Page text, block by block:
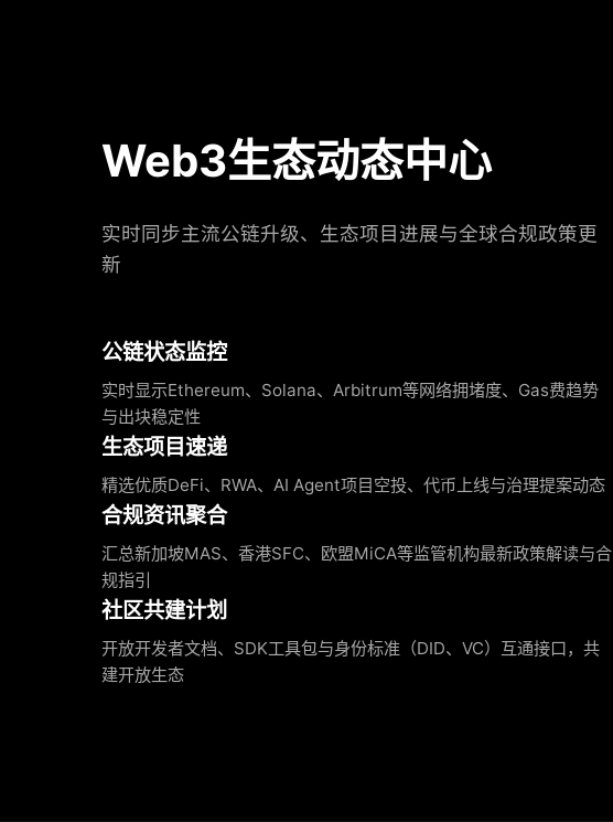
Web3生态动态中心
实时同步主流公链升级、生态项目进展与全球合规政策更
新
公链状态监控
实时显示Ethereum、Solana、Arbitrum等网络拥堵度、Gas费趋势
与出块稳定性
生态项目速递
精选优质DeFi、RWA、AI Agent项目空投、代币上线与治理提案动态
合规资讯聚合
汇总新加坡MAS、香港SFC、欧盟MiCA等监管机构最新政策解读与合
规指引
社区共建计划
开放开发者文档、SDK工具包与身份标准（DID、VC）互通接口，共
建开放生态